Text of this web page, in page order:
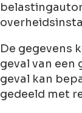
De gegevens
geval van
geval kan
gedeeld met